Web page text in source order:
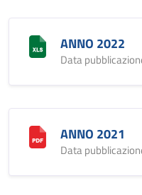
ANNO 2022
Data
ANNO 2021
Data